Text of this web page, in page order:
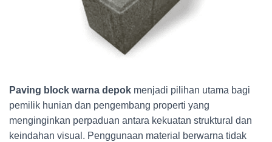
Paving block warna depok menjadi pilihan utama bagi
pemilik hunian dan pengembang properti yang
menginginkan perpaduan antara kekuatan struktural dan
keindahan visual. Penggunaan material berwarna tidak